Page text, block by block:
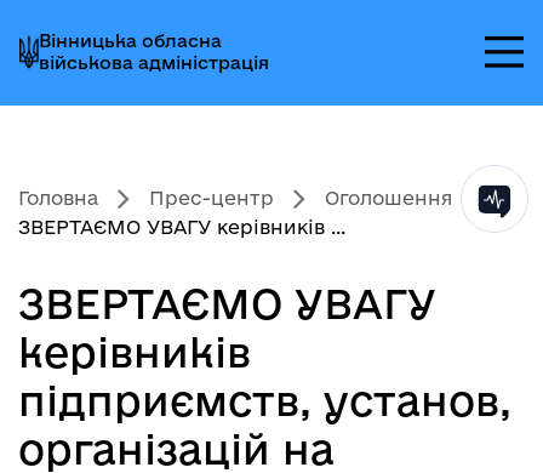
до
головного
меню
до
головного
вмісту
до
головного
колонтитула
Вінницька обласна
військова адміністрація
Головна Прес-центр
Оголошення
ЗВЕРТАЄМО УВАГУ керівників ...
ЗВЕРТАЄМО УВАГУ
керівників
підприємств, установ,
організацій на